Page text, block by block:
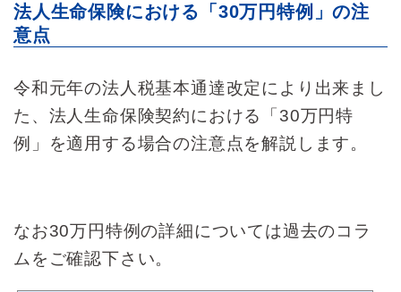
法人生命保険における「30万円特例」の注
意点
令和元年の法人税基本通達改定により出来まし
た、法人生命保険契約における「30万円特
例」を適用する場合の注意点を解説します。
なお30万円特例の詳細については過去のコラ
ムをご確認下さい。